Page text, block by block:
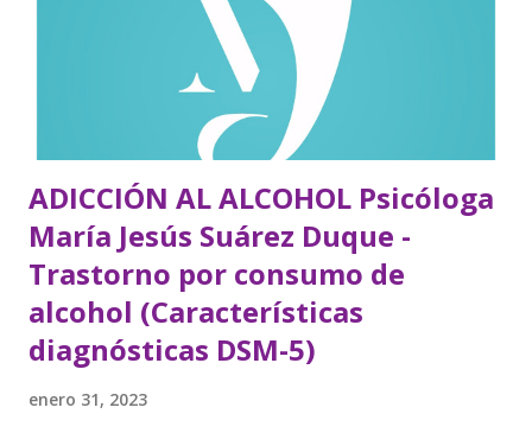
ADICCIÓN AL ALCOHOL Psicóloga
María Jesús Suárez Duque -
Trastorno por consumo de
alcohol (Características
diagnósticas DSM-5)
enero 31, 2023